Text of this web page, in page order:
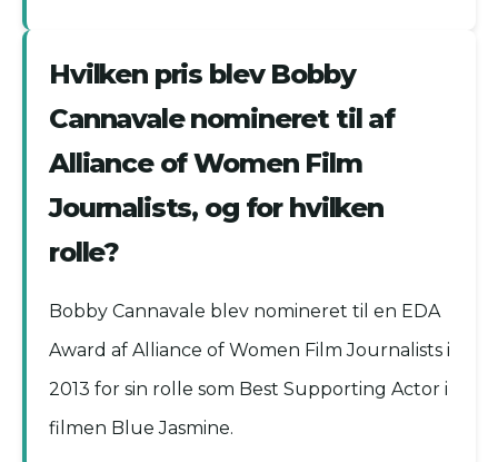
Hvilken pris blev Bobby
Cannavale nomineret til af
Alliance of Women Film
Journalists, og for hvilken
rolle?
Bobby Cannavale blev nomineret til en EDA
Award af Alliance of Women Film Journalists i
2013 for sin rolle som Best Supporting Actor i
filmen Blue Jasmine.